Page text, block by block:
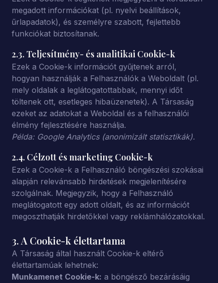
megadott információkat (pl. nyelvi beállítások,
űrlapadatok), és személyre szabott, fejlettebb
funkciókat biztosítanak.
2.3. Teljesítmény- és analitikai Cookie-k
Ezek a Cookie-k információt gyűjtenek arról,
hogyan használják a Felhasználók a Weboldalt (pl.
mely oldalak a leglátogatottabbak, mennyi időt
töltenek ott, esetleges hibaüzenetek). A Társaság
ezeket az adatokat a Weboldal és a felhasználói
élmény fejlesztésére használja.
Példa: Google Analytics (anonimizált statisztikák).
2.4. Célzott és marketing Cookie-k
Ezek a Cookie-k a Felhasználó böngészési szokásai
alapján relevánsabb hirdetések megjelenítésére
szolgálnak. Megjegyzik, hogy a Felhasználó
meglátogatott egy adott oldalt, és az információt
megoszthatják hirdetőkkel vagy reklámhálózatokkal.
3. A Cookie-k élettartama
A Társaság által használt Cookie-k eltérő
élettartamúak lehetnek:
Munkamenet Cookie-k: a böngésző bezárásáig